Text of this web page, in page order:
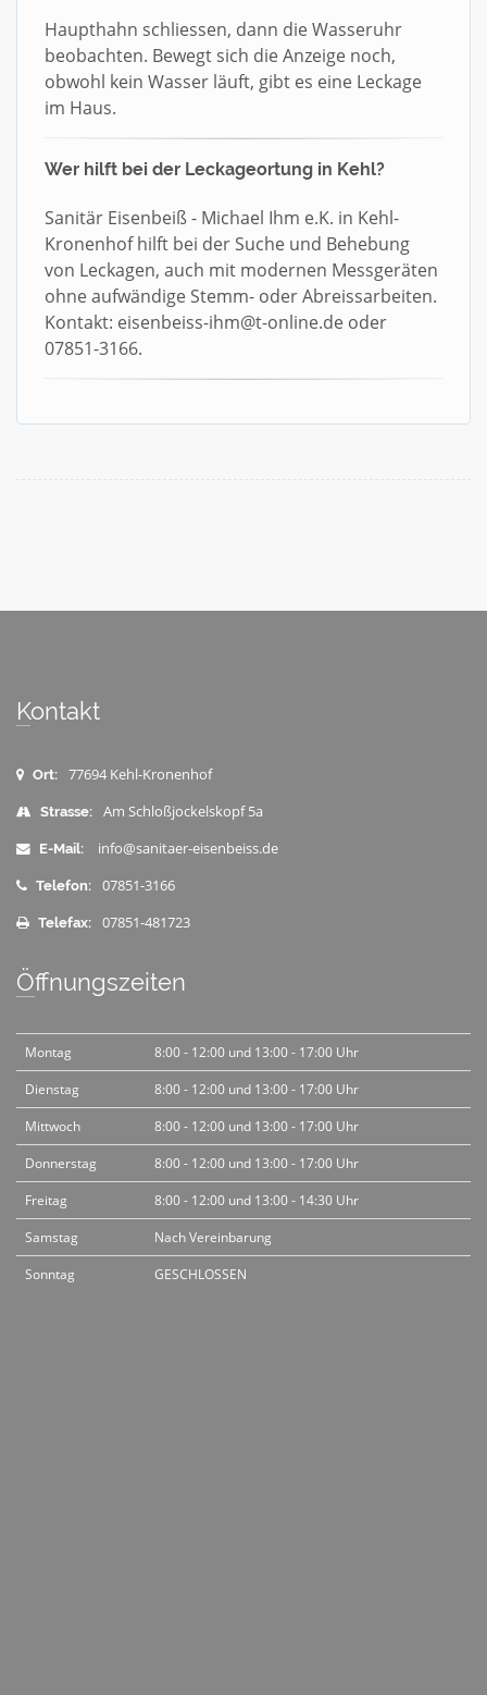
Haupthahn schliessen, dann die Wasseruhr
beobachten. Bewegt sich die Anzeige noch,
obwohl kein Wasser läuft, gibt es eine Leckage
im Haus.
Wer hilft bei der Leckageortung in Kehl?
Sanitär Eisenbeiß - Michael Ihm e.K. in Kehl-
Kronenhof hilft bei der Suche und Behebung
von Leckagen, auch mit modernen Messgeräten
ohne aufwändige Stemm- oder Abreissarbeiten.
Kontakt: eisenbeiss-ihm@t-online.de oder
07851-3166.
Kontakt
Ort: 77694 Kehl-Kronenhof
Strasse: Am Schloßjockelskopf 5a
E-Mail: info@sanitaer-eisenbeiss.de
Telefon: 07851-3166
Telefax: 07851-481723
Öffnungszeiten
Montag
8:00 - 12:00 und 13:00 - 17:00 Uhr
Dienstag
8:00 - 12:00 und 13:00 - 17:00 Uhr
Mittwoch
8:00 - 12:00 und 13:00 - 17:00 Uhr
Donnerstag
8:00 - 12:00 und 13:00 - 17:00 Uhr
Freitag
8:00 - 12:00 und 13:00 - 14:30 Uhr
Samstag
Nach Vereinbarung
Sonntag
GESCHLOSSEN